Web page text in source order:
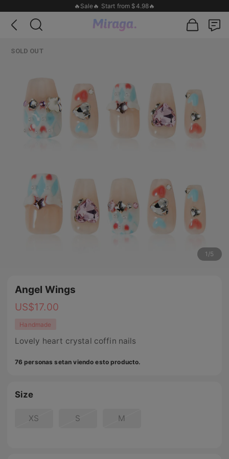
🔥Sale🔥 Start from $4.98🔥
SOLD OUT
1 /5
Angel Wings
US$17.00
Handmade
Lovely heart crystal coffin nails
76 personas setan viendo esto producto.
Size
XS S M